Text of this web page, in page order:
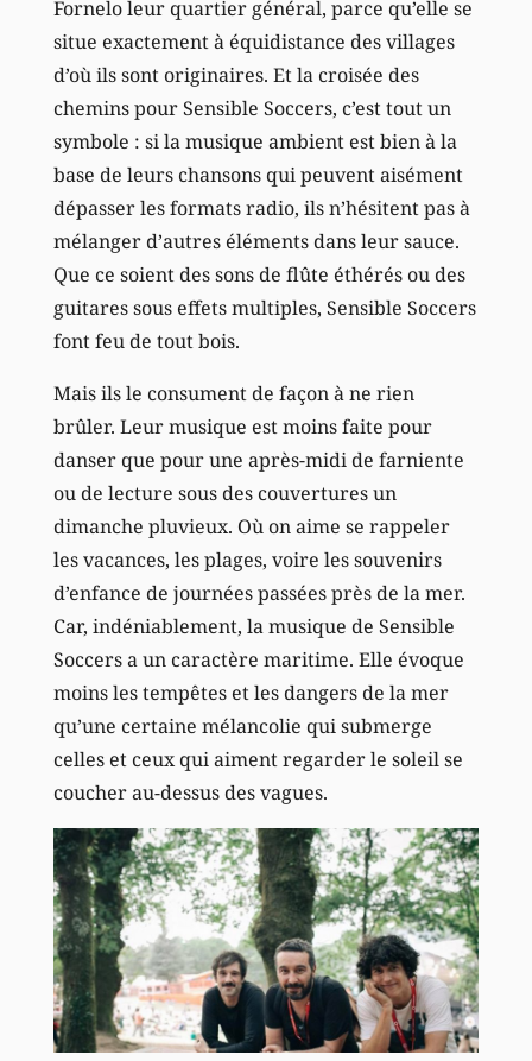
Fornelo leur quartier général, parce qu’elle se
situe exactement à équidistance des villages
d’où ils sont originaires. Et la croisée des
chemins pour Sensible Soccers, c’est tout un
symbole : si la musique ambient est bien à la
base de leurs chansons qui peuvent aisément
dépasser les formats radio, ils n’hésitent pas à
mélanger d’autres éléments dans leur sauce.
Que ce soient des sons de flûte éthérés ou des
guitares sous effets multiples, Sensible Soccers
font feu de tout bois.
Mais ils le consument de façon à ne rien
brûler. Leur musique est moins faite pour
danser que pour une après-midi de farniente
ou de lecture sous des couvertures un
dimanche pluvieux. Où on aime se rappeler
les vacances, les plages, voire les souvenirs
d’enfance de journées passées près de la mer.
Car, indéniablement, la musique de Sensible
Soccers a un caractère maritime. Elle évoque
moins les tempêtes et les dangers de la mer
qu’une certaine mélancolie qui submerge
celles et ceux qui aiment regarder le soleil se
coucher au-dessus des vagues.